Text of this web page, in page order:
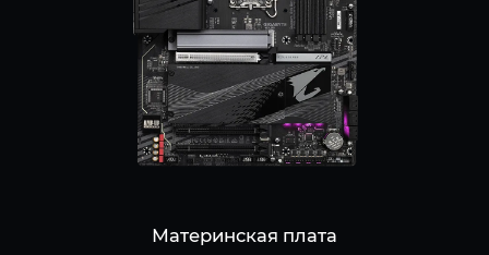
Материнская плата